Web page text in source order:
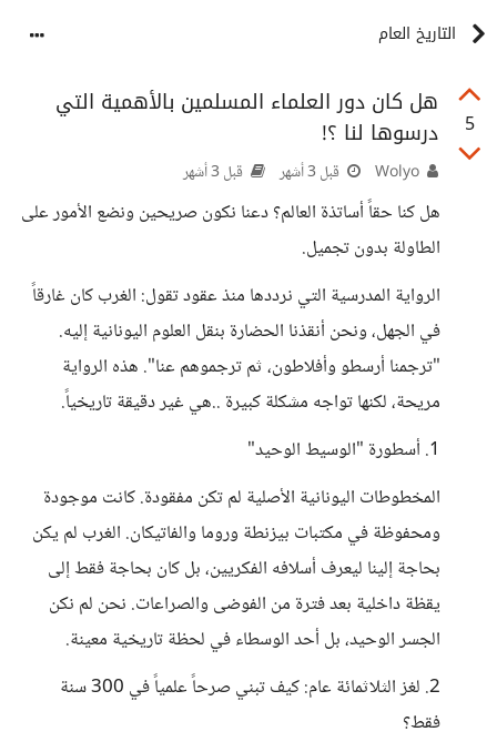
التاريخ العام
5
هل كان دور العلماء المسلمين بالأهمية التي
درسوها لنا ؟!
قبل 3 أشهر قبل 3 أشهر
هل كنا حقاً أساتذة العالم؟ دعنا نكون صريحين ونضع الأمور على
الطاولة بدون تجميل.
الرواية المدرسية التي نرددها منذ عقود تقول: الغرب كان غارقاً
في الجهل، ونحن أنقذنا الحضارة بنقل العلوم اليونانية إليه.
"ترجمنا أرسطو وأفلاطون، ثم ترجموهم عنا". هذه الرواية
مريحة، لكنها تواجه مشكلة كبيرة ..هي غير دقيقة تاريخياً.
1. أسطورة "الوسيط الوحيد"
المخطوطات اليونانية الأصلية لم تكن مفقودة. كانت موجودة
ومحفوظة في مكتبات بيزنطة وروما والفاتيكان. الغرب لم يكن
بحاجة إلينا ليعرف أسلافه الفكريين، بل كان بحاجة فقط إلى
يقظة داخلية بعد فترة من الفوضى والصراعات. نحن لم نكن
الجسر الوحيد، بل أحد الوسطاء في لحظة تاريخية معينة.
2. لغز الثلاثمائة عام: كيف تبني صرحاً علمياً في 300 سنة
فقط؟